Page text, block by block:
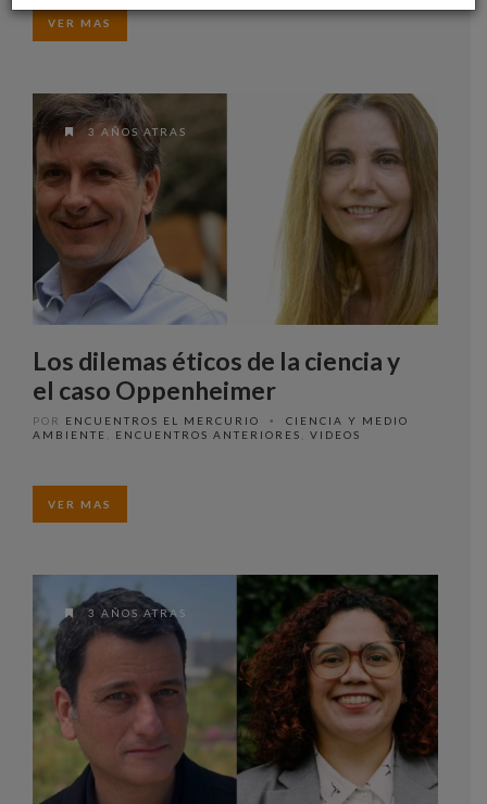
VER MAS
3 AÑOS ATRAS
Los dilemas éticos de la ciencia y
el caso Oppenheimer
POR ENCUENTROS EL MERCURIO •
CIENCIA Y MEDIO
AMBIENTE
ENCUENTROS ANTERIORES VIDEOS
VER MAS
3 AÑOS ATRAS